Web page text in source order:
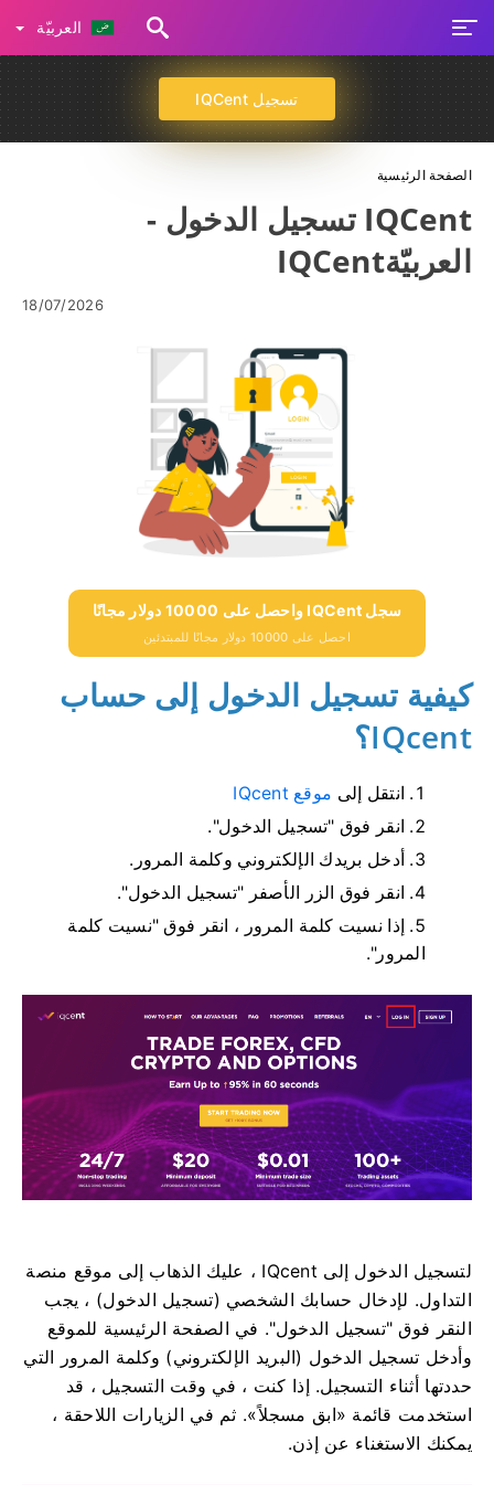
العربيّة
تسجيل IQCent
الصفحة الرئيسية
IQCent تسجيل الدخول -
العربيّةIQCent
18/07/2026
سجل IQCent واحصل على 10000 دولار مجانًا
احصل على 10000 دولار مجانًا للمبتدئين
كيفية تسجيل الدخول إلى حساب
IQcent؟
انتقل إلى موقع IQcent
انقر فوق "تسجيل الدخول".
أدخل بريدك الإلكتروني وكلمة المرور.
انقر فوق الزر الأصفر "تسجيل الدخول".
إذا نسيت كلمة المرور ، انقر فوق "نسيت كلمة
المرور".
لتسجيل الدخول إلى IQcent ، عليك الذهاب إلى موقع منصة
التداول. لإدخال حسابك الشخصي (تسجيل الدخول) ، يجب
النقر فوق "تسجيل الدخول". في الصفحة الرئيسية للموقع
وأدخل تسجيل الدخول (البريد الإلكتروني) وكلمة المرور التي
حددتها أثناء التسجيل. إذا كنت ، في وقت التسجيل ، قد
استخدمت قائمة «ابق مسجلاً». ثم في الزيارات اللاحقة ،
يمكنك الاستغناء عن إذن.